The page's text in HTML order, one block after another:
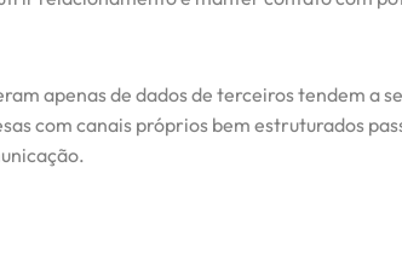
apenas de dados de terceiros tendem a
com canais próprios bem estruturados